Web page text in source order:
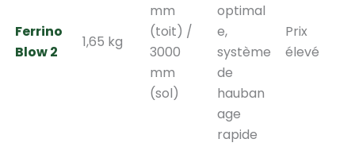
Ferrino
Blow 2
1,65 kg
mm
(toit) /
3000
mm
(sol)
optimal
e,
système
de
hauban
age
rapide
Prix
élevé